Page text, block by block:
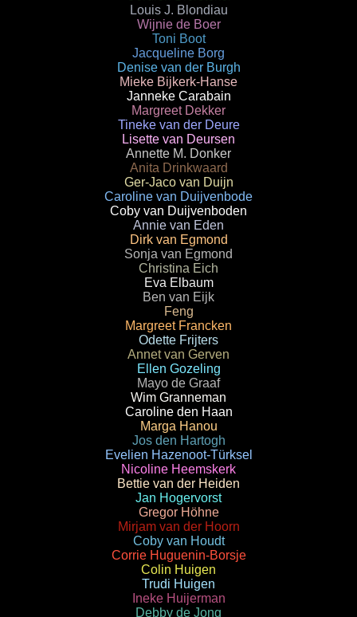
Louis J. Blondiau
Wijnie de Boer
Toni Boot
Jacqueline Borg
Denise van der Burgh
Mieke Bijkerk-Hanse
Janneke Carabain
Margreet Dekker
Tineke van der Deure
Lisette van Deursen
Annette M. Donker
Anita Drinkwaard
Ger-Jaco van Duijn
Caroline van Duijvenbode
Coby van Duijvenboden
Annie van Eden
Dirk van Egmond
Sonja van Egmond
Christina Eich
Eva Elbaum
Ben van Eijk
Feng
Margreet Francken
Odette Frijters
Annet van Gerven
Ellen Gozeling
Mayo de Graaf
Wim Granneman
Caroline den Haan
Marga Hanou
Jos den Hartogh
Evelien Hazenoot-Türksel
Nicoline Heemskerk
Bettie van der Heiden
Jan Hogervorst
Gregor Höhne
Mirjam van der Hoorn
Coby van Houdt
Corrie Huguenin-Borsje
Colin Huigen
Trudi Huigen
Ineke Huijerman
Debby de Jong